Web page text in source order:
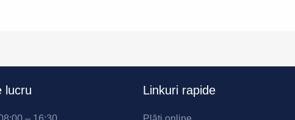
lucru Linkuri rapide